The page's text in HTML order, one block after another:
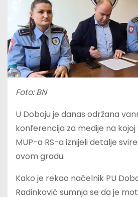
Foto: BN
U Doboju je danas održana
konferencija za medije na
MUP-a RS-a iznijeli detalje
ovom gradu.
Kako je rekao načelnik PU
Radinković sumnja se da je